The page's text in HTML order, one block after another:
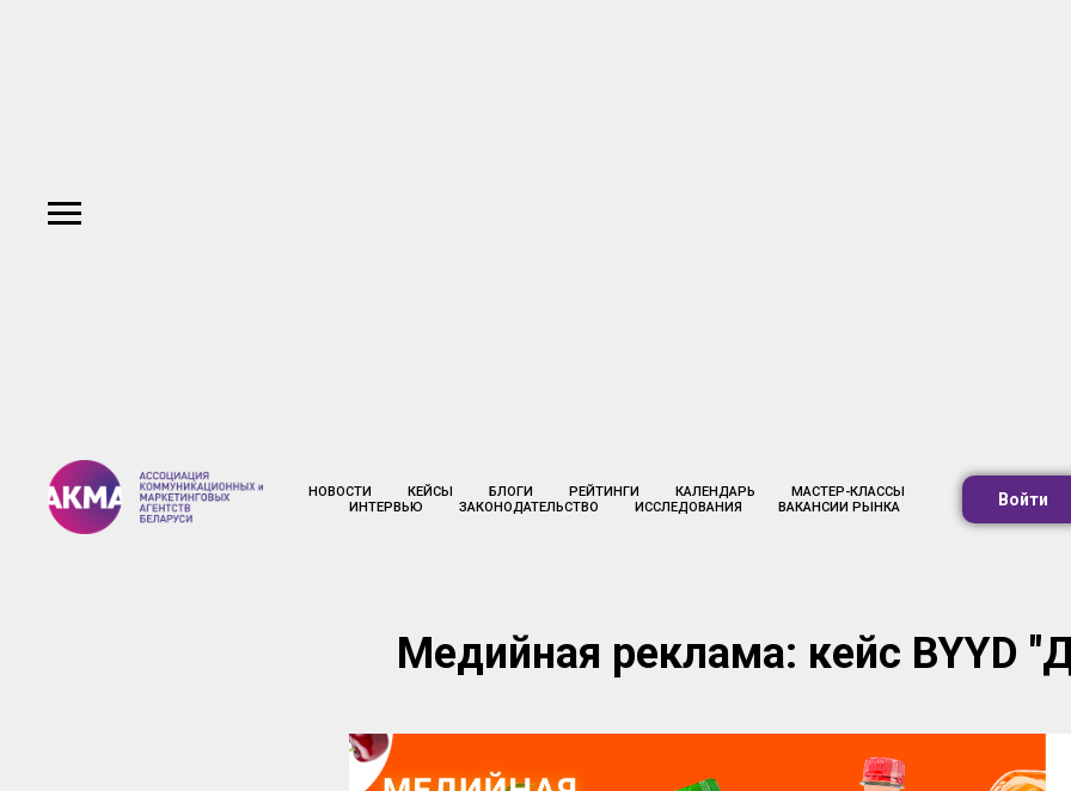
НОВОСТИ КЕЙСЫ БЛОГИ РЕЙТИНГИ КАЛЕНДАРЬ
МАСТЕР-КЛАССЫ
ИНТЕРВЬЮ
ЗАКОНОДАТЕЛЬСТВО ИССЛЕДОВАНИЯ ВАКАНСИИ РЫНКА Войти
Медийная реклама: кейс BYYD "